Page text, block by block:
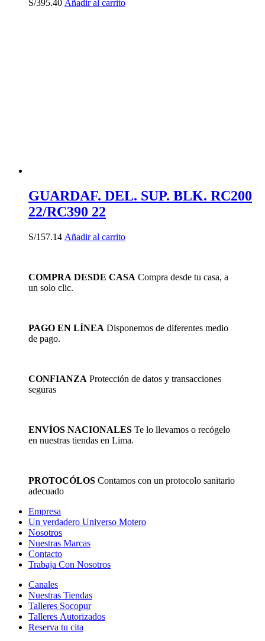
S/395.40 Añadir al carrito
GUARDAF. DEL. SUP. BLK. RC200
22/RC390 22
S/157.14 Añadir al carrito
COMPRA DESDE CASA Compra desde tu casa, a
un solo clic.
PAGO EN LÍNEA Disponemos de diferentes medio
de pago.
CONFIANZA Protección de datos y transacciones
seguras
ENVÍOS NACIONALES Te lo llevamos o recógelo
en nuestras tiendas en Lima.
PROTOCÓLOS Contamos con un protocolo sanitario
adecuado
Empresa
Un verdadero Universo Motero
Nosotros
Nuestras Marcas
Contacto
Trabaja Con Nosotros
Canales
Nuestras Tiendas
Talleres Socopur
Talleres Autorizados
Reserva tu cita